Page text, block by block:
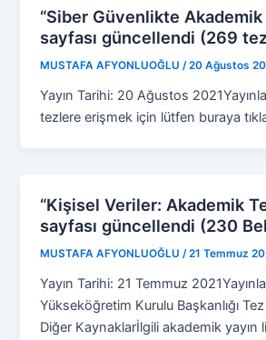
“Siber Güvenlikte Akademik
sayfası güncellendi (269
MUSTAFA AFYONLUOĞLU/20 Ağustos
Yayın Tarihi: 20 Ağustos
tezlere erişmek için lütfen buraya
“Kişisel Veriler: Akademik
sayfası güncellendi (230
MUSTAFA AFYONLUOĞLU/21 Temmuz
Yayın Tarihi: 21 Temmuz
Yükseköğretim Kurulu Başkanlığı
Diğer Kaynaklarİlgili akademik yayın